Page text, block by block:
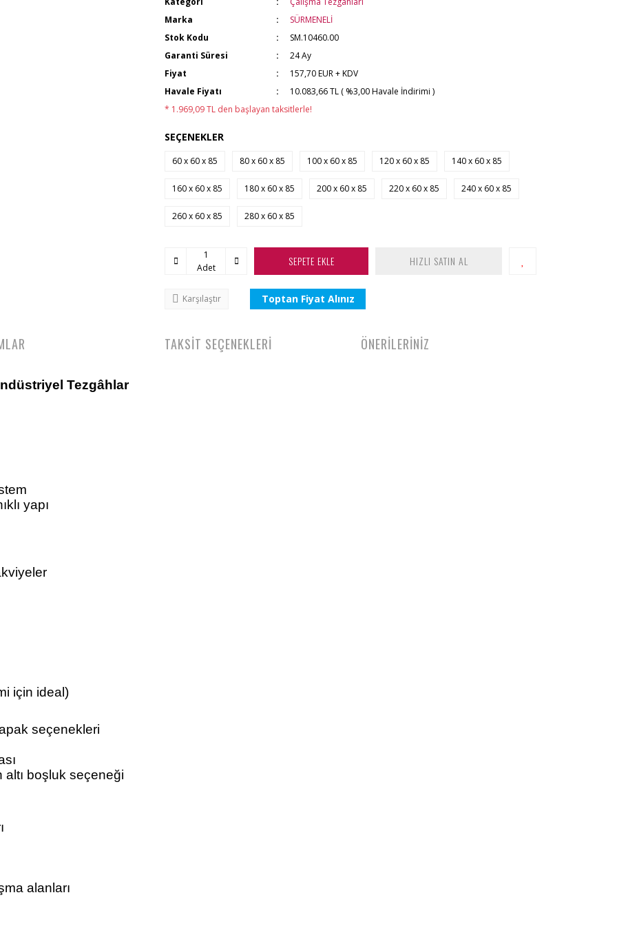
Marka
SÜRMENELİ
Stok Kodu
SM.10460.00
Garanti Süresi
24 Ay
Fiyat
157,70 EUR + KDV
Havale Fiyatı
10.083,66 TL ( %3,00 Havale İndirimi )
* 1.969,09 TL den başlayan taksitlerle!
SEÇENEKLER
60 x 60 x 85 80 x 60 x 85 100 x 60 x 85 120 x 60 x 85 140 x 60 x 85
160 x 60 x 85 180 x 60 x 85 200 x 60 x 85 220 x 60 x 85 240 x 60 x 85
260 x 60 x 85 280 x 60 x 85
Adet SEPETE EKLE HIZLI SATIN AL
Karşılaştır Toptan Fiyat Alınız
Tezgâhlar
yapı
için ideal)
seçenekleri
altı boşluk seçeneği
alanları
TAKSİT SEÇENEKLERİ ÖNERİLERİNİZ